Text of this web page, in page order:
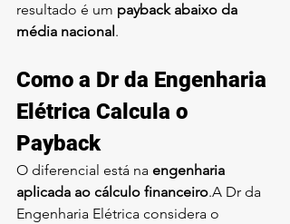
resultado é um payback abaixo da
média nacional.
Como a Dr da Engenharia
Elétrica Calcula o
Payback
O diferencial está na engenharia
aplicada ao cálculo financeiro.A Dr da
Engenharia Elétrica considera o